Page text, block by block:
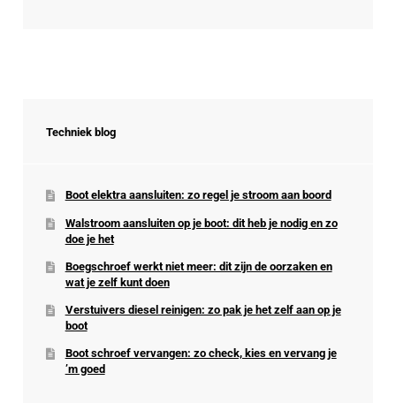
Techniek blog
Boot elektra aansluiten: zo regel je stroom aan boord
Walstroom aansluiten op je boot: dit heb je nodig en zo
doe je het
Boegschroef werkt niet meer: dit zijn de oorzaken en
wat je zelf kunt doen
Verstuivers diesel reinigen: zo pak je het zelf aan op je
boot
Boot schroef vervangen: zo check, kies en vervang je
’m goed